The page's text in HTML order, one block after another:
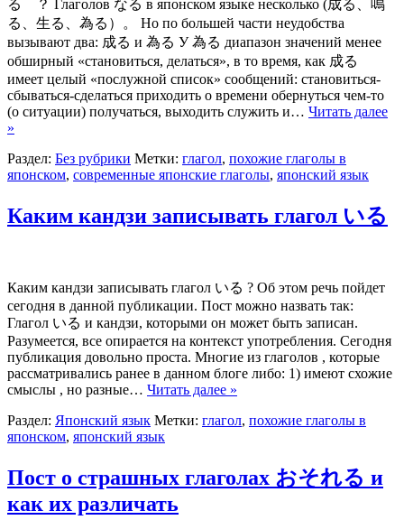
る ？ Глаголов なる в японском языке несколько (成る、鳴
る、生る、為る）。 Но по большей части неудобства
вызывают два: 成る и 為る У 為る диапазон значений менее
обширный «становиться, делаться», в то время, как 成る
имеет целый «послужной список» сообщений: становиться-
сбываться-сделаться приходить о времени обернуться чем-то
(о ситуации) получаться, выходить служить и… Читать далее
»
Раздел: Без рубрики Метки: глагол, похожие глаголы в
японском, современные японские глаголы, японский язык
Каким кандзи записывать глагол いる
Каким кандзи записывать глагол いる ? Об этом речь пойдет
сегодня в данной публикации. Пост можно назвать так:
Глагол いる и кандзи, которыми он может быть записан.
Разумеется, все опирается на контекст употребления. Сегодня
публикация довольно проста. Многие из глаголов , которые
рассматривались ранее в данном блоге либо: 1) имеют схожие
смыслы , но разные… Читать далее »
Раздел: Японский язык Метки: глагол, похожие глаголы в
японском, японский язык
Пост о страшных глаголах おそれる и
как их различать